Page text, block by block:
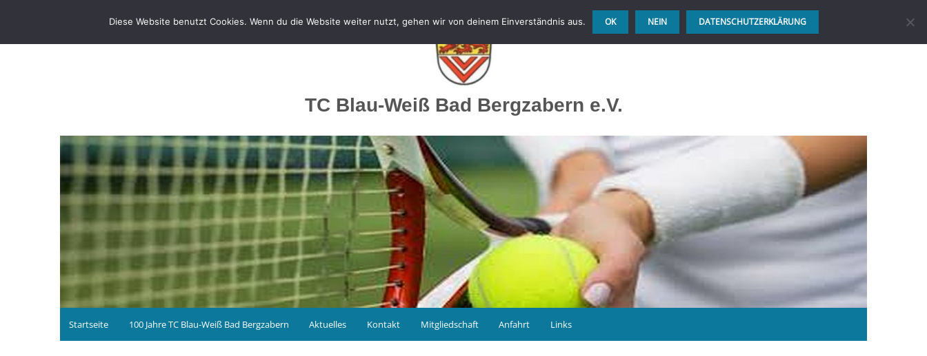
TC Blau-Weiß Bad Bergzabern e.V.
Startseite 100 Jahre TC Blau-Weiß Bad Bergzabern Aktuelles Kontakt Mitgliedschaft Anfahrt Links
Diese Website benutzt Cookies. Wenn du die Website weiter nutzt, gehen wir von deinem Einverständnis aus. OK NEIN DATENSCHUTZERKLÄRUNG